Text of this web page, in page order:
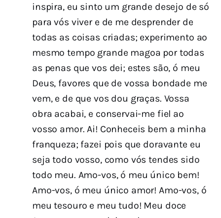
inspira, eu sinto um grande desejo de só
para vós viver e de me desprender de
todas as coisas criadas; experimento ao
mesmo tempo grande magoa por todas
as penas que vos dei; estes são, ó meu
Deus, favores que de vossa bondade me
vem, e de que vos dou graças. Vossa
obra acabai, e conservai-me fiel ao
vosso amor. Ai! Conheceis bem a minha
franqueza; fazei pois que doravante eu
seja todo vosso, como vós tendes sido
todo meu. Amo-vos, ó meu único bem!
Amo-vos, ó meu único amor! Amo-vos, ó
meu tesouro e meu tudo! Meu doce